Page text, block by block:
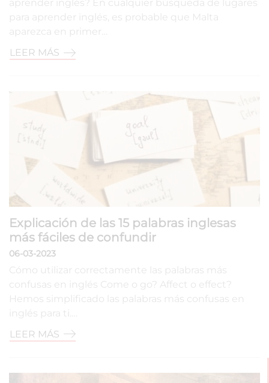
aprender inglés? En cualquier búsqueda de lugares
para aprender inglés, es probable que Malta
aparezca en primer…
LEER MÁS
Explicación de las 15 palabras inglesas
más fáciles de confundir
06-03-2023
Cómo utilizar correctamente las palabras más
confusas en inglés Come o go? Affect o effect?
Hemos simplificado las palabras más confusas en
inglés para ti.…
LEER MÁS